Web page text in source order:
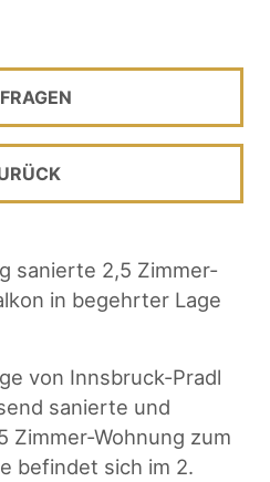
sanierte 2,5 Zimmer-
in begehrter Lage
von Innsbruck-Pradl
sanierte und
Zimmer-Wohnung zum
befindet sich im 2.